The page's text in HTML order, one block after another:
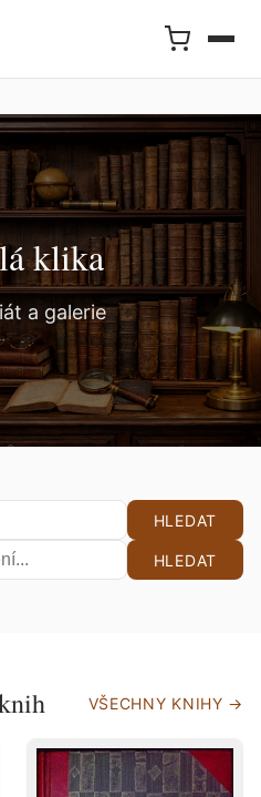
klika
a galerie
HLEDAT
HLEDAT
VŠECHNY KNIHY →